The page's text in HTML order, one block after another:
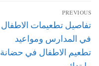
تصفّح
المقالات
PREVIOUS
Previous
post:
تفاصيل تطعيمات الاطفال
في المدارس ومواعيد
تطعيم الاطفال في حضانة